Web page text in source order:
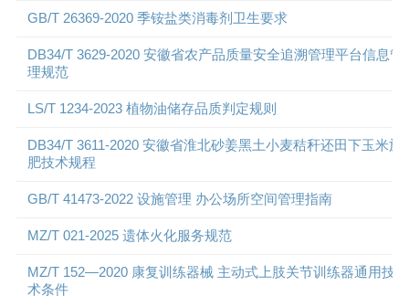
GB/T 26369-2020 季铵盐类消毒剂卫生要求
DB34/T 3629-2020 安徽省农产品质量安全追溯管理平台信息管
理规范
LS/T 1234-2023 植物油储存品质判定规则
DB34/T 3611-2020 安徽省淮北砂姜黑土小麦秸秆还田下玉米施
肥技术规程
GB/T 41473-2022 设施管理 办公场所空间管理指南
MZ/T 021-2025 遗体火化服务规范
MZ/T 152—2020 康复训练器械 主动式上肢关节训练器通用技
术条件